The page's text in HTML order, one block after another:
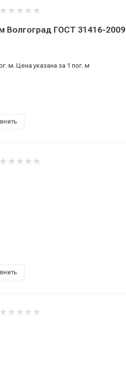
ТРУБА БНТ D-100*3,95м Волгоград ГОСТ 31416-2009
м. Цена указана за 1 пог. м